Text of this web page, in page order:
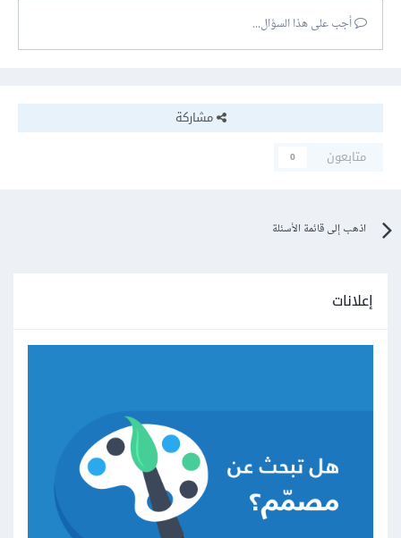
أجب على هذا السؤال...
مشاركة
متابعون
0
اذهب إلى قائمة الأسئلة
إعلانات